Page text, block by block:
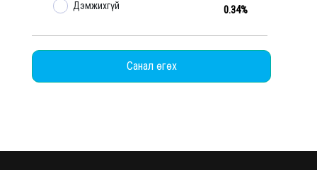
Дэмжихгүй 0.34%
Санал өгөх